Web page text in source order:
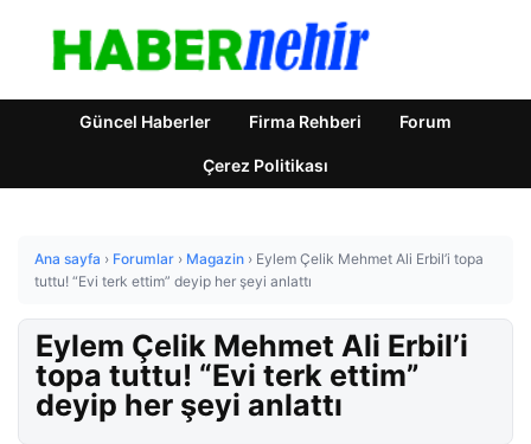
Güncel Haberler Firma Rehberi Forum
Çerez Politikası
Ana sayfa › Forumlar › Magazin › Eylem Çelik Mehmet Ali Erbil’i topa
tuttu! “Evi terk ettim” deyip her şeyi anlattı
Eylem Çelik Mehmet Ali Erbil’i
topa tuttu! “Evi terk ettim”
deyip her şeyi anlattı